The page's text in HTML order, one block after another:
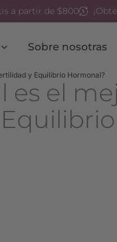
a partir de $800
Sobre nosotras
y Equilibrio Hormonal?
es el